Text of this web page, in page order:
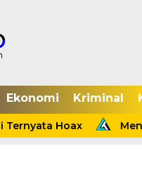
Ekonomi Kriminal
Hoax